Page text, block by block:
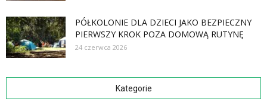
PÓŁKOLONIE DLA DZIECI JAKO BEZPIECZNY
PIERWSZY KROK POZA DOMOWĄ RUTYNĘ
24 czerwca 2026
Kategorie